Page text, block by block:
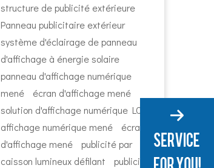
structure de publicité extérieure
Panneau publicitaire extérieur
système d'éclairage de panneau
d'affichage à énergie solaire
panneau d'affichage numérique
mené
écran d'affichage mené
solution d'affichage numérique LCD
affichage numérique mené
écran
d'affichage mené
publicité par
caisson lumineux défilant
publicité